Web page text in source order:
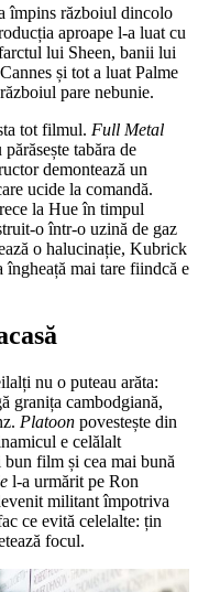
împins războiul dincolo
aproape l-a luat cu
lui Sheen, banii lui
și tot a luat Palme
pare nebunie.
tot filmul. Full Metal
tabăra de
demontează un
ucide la comandă.
la Hue în timpul
o într-o uzină de gaz
o halucinație, Kubrick
îngheață mai tare fiindcă e
nu o puteau arăta:
granița cambodgiană,
Platoon povestește din
e celălalt
film și cea mai bună
l-a urmărit pe Ron
militant împotriva
ce evită celelalte: țin
focul.